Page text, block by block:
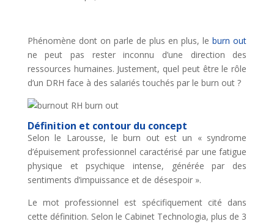
Phénomène dont on parle de plus en plus, leburn out
ne peut pas rester inconnu d’une direction des
ressources humaines. Justement, quel peut être le rôle
d’un DRH face à des salariés touchés par le burn out ?
Définition et contour du concept
Selon le Larousse, le burn out est un « syndrome
d’épuisement professionnel caractérisé par une fatigue
physique et psychique intense, générée par des
sentiments d’impuissance et de désespoir ».
Le mot professionnel est spécifiquement cité dans
cette définition. Selon le Cabinet Technologia, plus de 3